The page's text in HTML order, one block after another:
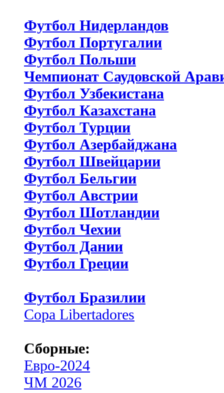
Футбол Нидерландов
Футбол Португалии
Футбол Польши
Чемпионат Саудовской
Футбол Узбекистана
Футбол Казахстана
Футбол Турции
Футбол Азербайджана
Футбол Швейцарии
Футбол Бельгии
Футбол Австрии
Футбол Шотландии
Футбол Чехии
Футбол Дании
Футбол Греции
Футбол Бразилии
Copa Libertadores
Сборные:
Евро-2024
ЧМ 2026